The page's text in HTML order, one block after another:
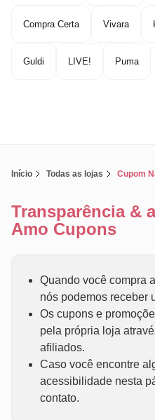
Compra Certa Vivara
Guldi LIVE! Puma
Início Todas as lojas Cupom
Transparência &
Amo Cupons
Quando você compra
nós podemos receber
Os cupons e
pela própria loja
afiliados.
Caso você encontre
acessibilidade nesta
contato.